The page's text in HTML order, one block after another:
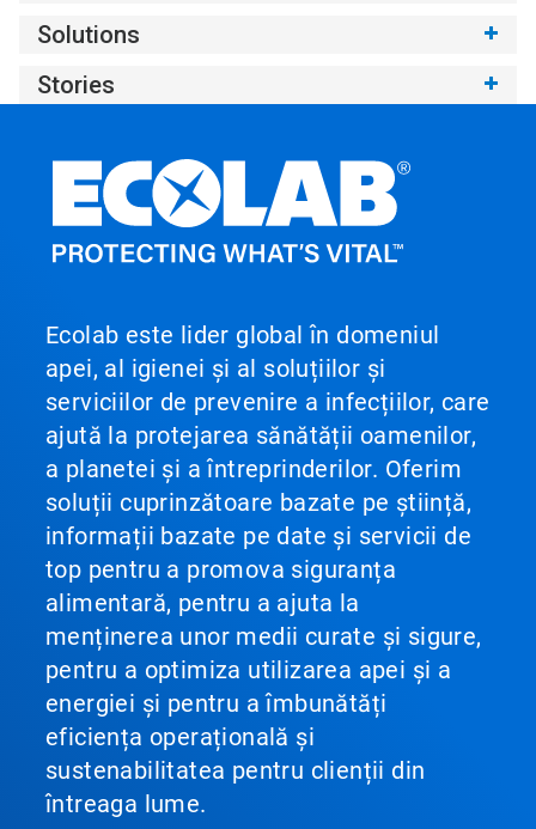
Solutions
Stories
Ecolab este lider global în domeniul
apei, al igienei și al soluțiilor și
serviciilor de prevenire a infecțiilor, care
ajută la protejarea sănătății oamenilor,
a planetei și a întreprinderilor. Oferim
soluții cuprinzătoare bazate pe știință,
informații bazate pe date și servicii de
top pentru a promova siguranța
alimentară, pentru a ajuta la
menținerea unor medii curate și sigure,
pentru a optimiza utilizarea apei și a
energiei și pentru a îmbunătăți
eficiența operațională și
sustenabilitatea pentru clienții din
întreaga lume.